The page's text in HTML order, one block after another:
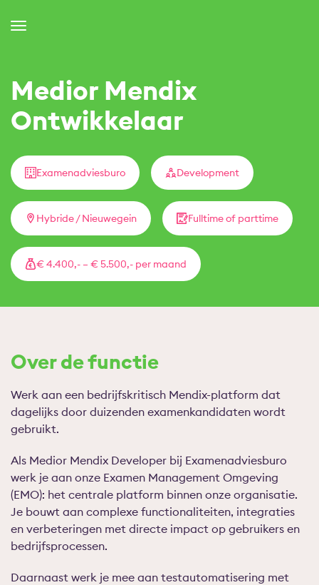
Toggle
Medior Mendix
Ontwikkelaar
Examenadviesburo Development
Hybride / Nieuwegein Fulltime of parttime
€ 4.400,- – € 5.500,- per maand
Over de functie
Werk aan een bedrijfskritisch Mendix-platform dat
dagelijks door duizenden examenkandidaten wordt
gebruikt.
Als Medior Mendix Developer bij Examenadviesburo
werk je aan onze Examen Management Omgeving
(EMO): het centrale platform binnen onze organisatie.
Je bouwt aan complexe functionaliteiten, integraties
en verbeteringen met directe impact op gebruikers en
bedrijfsprocessen.
Daarnaast werk je mee aan testautomatisering met